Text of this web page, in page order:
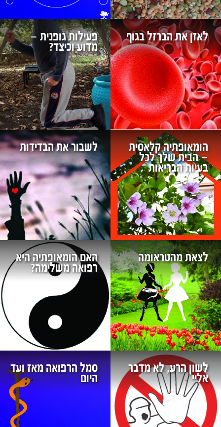
לאזן את הברזל בגוף פעילות גופנית‎ ‎‏–
מדוע וכיצד? ‏
הומאופתיה קלאסית
– הבית שלך לכל
בעיות הבריאות
לשבור את הבדידות
לצאת מהטראומה האם הומאופתיה היא
רפואה משלימה?
לשון הרע, לא מדבר
אליי
סמל הרפואה מאז ועד
היום